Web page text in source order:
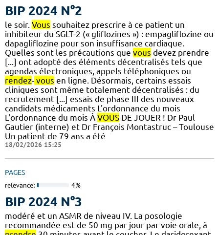
BIP 2024 N°2
le soir. Vous souhaitez prescrire à ce patient un
inhibiteur du SGLT-2 (« gliflozines ») : empagliflozine ou
dapagliflozine pour son insuffisance cardiaque.
Quelles sont les précautions que vous devez prendre
[...] ont adopté des éléments décentralisés tels que
agendas électroniques, appels téléphoniques ou
rendez- vous en ligne. Désormais, certains essais
cliniques sont même totalement décentralisés : du
recrutement [...] essais de phase III des nouveaux
candidats médicaments L'ordonnance du mois
L'ordonnance du mois À VOUS DE JOUER ! Dr Paul
Gautier (interne) et Dr François Montastruc – Toulouse
Un patient de 79 ans a été
18/02/2026 15:25
PAGES
relevance: 4%
BIP 2024 N°3
modéré et un ASMR de niveau IV. La posologie
recommandée est de 50 mg par jour par voie orale, à